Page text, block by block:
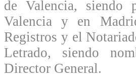
de Valencia, siendo
Valencia y en
Registros y el
Letrado, siendo
Director General.